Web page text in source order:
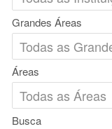
Grandes Áreas
Áreas
Busca